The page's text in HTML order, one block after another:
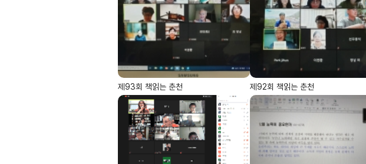
제93회 책읽는 춘천 제92회 책읽는 춘천